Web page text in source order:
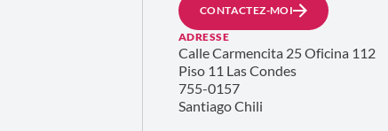
CONTACTEZ-MOI
ADRESSE
Calle Carmencita 25 Oficina 112
Piso 11 Las Condes
755-0157
Santiago Chili